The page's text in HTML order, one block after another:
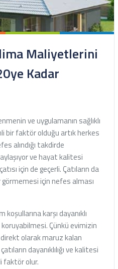
Maliyetlerini
Kadar
ve uygulamanın sağlıklı
bir faktör olduğu artık herkes
alındığı takdirde
ve hayat kalitesi
için de geçerli. Çatıların da
için nefes alması
koşullarına karşı dayanıklı
koruyabilmesi. Çünkü evimizin
olarak maruz kalan
dayanıklılığı ve kalitesi
faktör olur.